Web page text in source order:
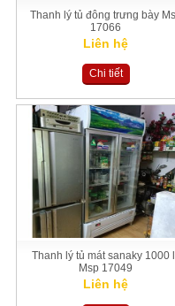
Thanh lý tủ đông trưng bày
17066
Liên hệ
Chi tiết
Thanh lý tủ mát sanaky 1000
Msp 17049
Liên hệ